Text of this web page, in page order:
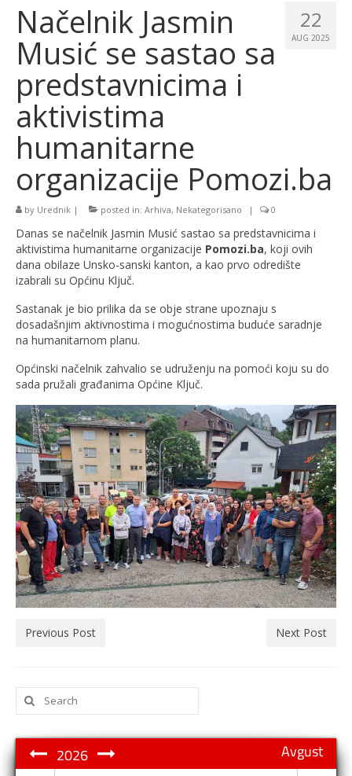
22
AUG 2025
Načelnik Jasmin
Musić se sastao sa
predstavnicima i
aktivistima
humanitarne
organizacije Pomozi.ba
by Urednik | posted in: Arhiva, Nekategorisano | 0
Danas se načelnik Jasmin Musić sastao sa predstavnicima i
aktivistima humanitarne organizacije Pomozi.ba, koji ovih
dana obilaze Unsko-sanski kanton, a kao prvo odredište
izabrali su Općinu Ključ.
Sastanak je bio prilika da se obje strane upoznaju s
dosadašnjim aktivnostima i mogućnostima buduće saradnje
na humanitarnom planu.
Općinski načelnik zahvalio se udruženju na pomoći koju su do
sada pružali građanima Općine Ključ.
Previous Post Next Post
Search
for:
Avgust
2026